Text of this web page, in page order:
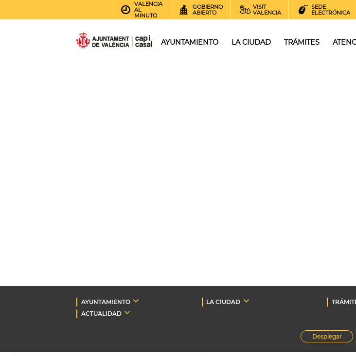
VALENCIA
AL
MINUTO
GOBIERNO
ABIERTO
VISIT
VALENCIA
SEDE
ELECTRÓNICA
AYUNTAMIENTO LA CIUDAD TRÁMITES
AYUNTAMIENTO LA CIUDAD
ACTUALIDAD
Desplegar